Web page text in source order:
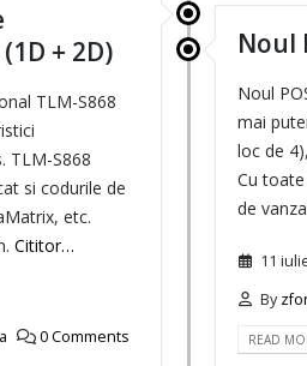
+ 2D)
TLM-S868
TLM-S868
si codurile de
etc.
Cititor…
0 Comments
Noul
Noul
mai
loc de
Cu
de
11
By
READ